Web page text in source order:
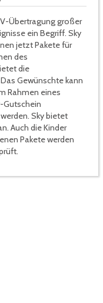
Übertragung großer
ein Begriff. Sky
jetzt Pakete für
des
die
Gewünschte kann
Rahmen eines
Gutschein
Sky bietet
Auch die Kinder
Pakete werden